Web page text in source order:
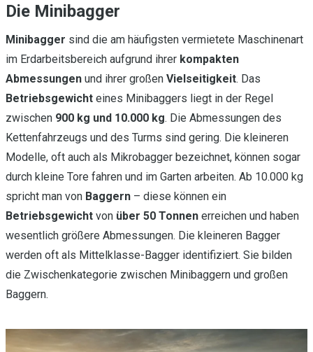
Die Minibagger
Minibagger sind die am häufigsten vermietete Maschinenart
im Erdarbeitsbereich aufgrund ihrer kompakten
Abmessungen und ihrer großen Vielseitigkeit. Das
Betriebsgewicht eines Minibaggers liegt in der Regel
zwischen 900 kg und 10.000 kg. Die Abmessungen des
Kettenfahrzeugs und des Turms sind gering. Die kleineren
Modelle, oft auch als Mikrobagger bezeichnet, können sogar
durch kleine Tore fahren und im Garten arbeiten. Ab 10.000 kg
spricht man von Baggern – diese können ein
Betriebsgewicht von über 50 Tonnen erreichen und haben
wesentlich größere Abmessungen. Die kleineren Bagger
werden oft als Mittelklasse-Bagger identifiziert. Sie bilden
die Zwischenkategorie zwischen Minibaggern und großen
Baggern.